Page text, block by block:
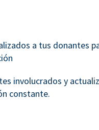
a tus donantes
involucrados y
constante.